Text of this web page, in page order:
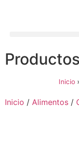
Productos
Inicio
Inicio / Alimentos /